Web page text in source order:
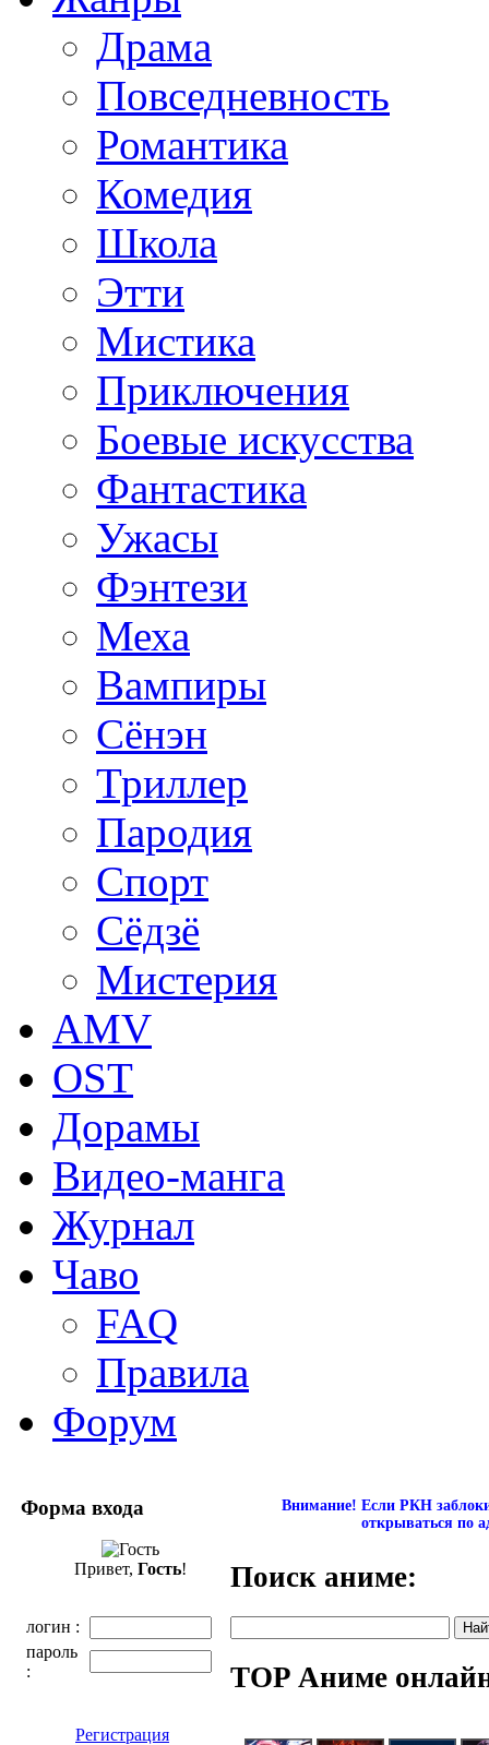
Драма
Повседневность
Романтика
Комедия
Школа
Этти
Мистика
Приключения
Боевые искусства
Фантастика
Ужасы
Фэнтези
Меха
Вампиры
Сёнэн
Триллер
Пародия
Спорт
Сёдзё
Мистерия
AMV
OST
Дорамы
Видео-манга
Журнал
Чаво
FAQ
Правила
Форум
Форма входа
Привет, Гость!
логин :
пароль
:
Регистрация
Внимание! Если РКН
открываться по
Поиск аниме:
TOP Аниме